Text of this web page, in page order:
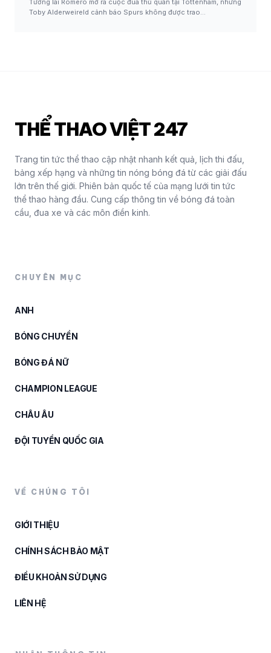
Tương lai Romero mở ra cuộc đua thủ quân tại Tottenham, nhưng
Toby Alderweireld cảnh báo Spurs không được trao…
THỂ THAO VIỆT 247
Trang tin tức thể thao cập nhật nhanh kết quả, lịch thi đấu,
bảng xếp hạng và những tin nóng bóng đá từ các giải đấu
lớn trên thế giới. Phiên bản quốc tế của mạng lưới tin tức
thể thao hàng đầu. Cung cấp thông tin về bóng đá toàn
cầu, đua xe và các môn điền kinh.
CHUYÊN MỤC
ANH
BÓNG CHUYỀN
BÓNG ĐÁ NỮ
CHAMPION LEAGUE
CHÂU ÂU
ĐỘI TUYỂN QUỐC GIA
VỀ CHÚNG TÔI
GIỚI THIỆU
CHÍNH SÁCH BẢO MẬT
ĐIỀU KHOẢN SỬ DỤNG
LIÊN HỆ